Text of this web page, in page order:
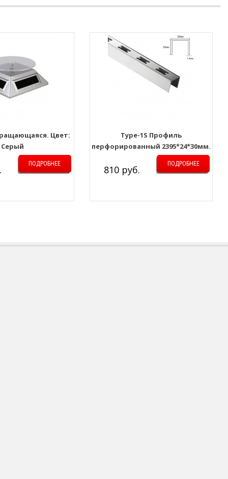
Цвет:
Серый
ПОДРОБНЕЕ
Type-1S Профиль
перфорированный 2395*24*30мм.
Толщина металла: 1.8мм
810 руб. ПОДРОБНЕЕ